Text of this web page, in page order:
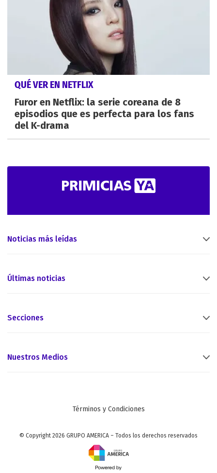
QUÉ VER EN NETFLIX
Furor en Netflix: la serie coreana de 8
episodios que es perfecta para los fans
del K-drama
Noticias más leídas
Últimas noticias
Secciones
Nuestros Medios
Términos y Condiciones
© Copyright 2026 GRUPO AMERICA – Todos los derechos reservados